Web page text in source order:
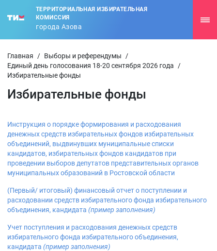
ТЕРРИТОРИАЛЬНАЯ ИЗБИРАТЕЛЬНАЯ
КОМИССИЯ
города Азова
Главная / Выборы и референдумы
/
Единый день голосования 18-20 сентября 2026 года
/
Избирательные фонды
Избирательные фонды
Инструкция о порядке формирования и расходования
денежных средств избирательных фондов избирательных
объединений, выдвинувших муниципальные списки
кандидатов, избирательных фондов кандидатов при
проведении выборов депутатов представительных органов
муниципальных образований в Ростовской области
(Первый/ итоговый) финансовый отчет о поступлении и
расходовании средств избирательного фонда избирательного
объединения, кандидата (пример заполнения)
Учет поступления и расходования денежных средств
избирательного фонда избирательного объединения,
кандидата (пример заполнения)